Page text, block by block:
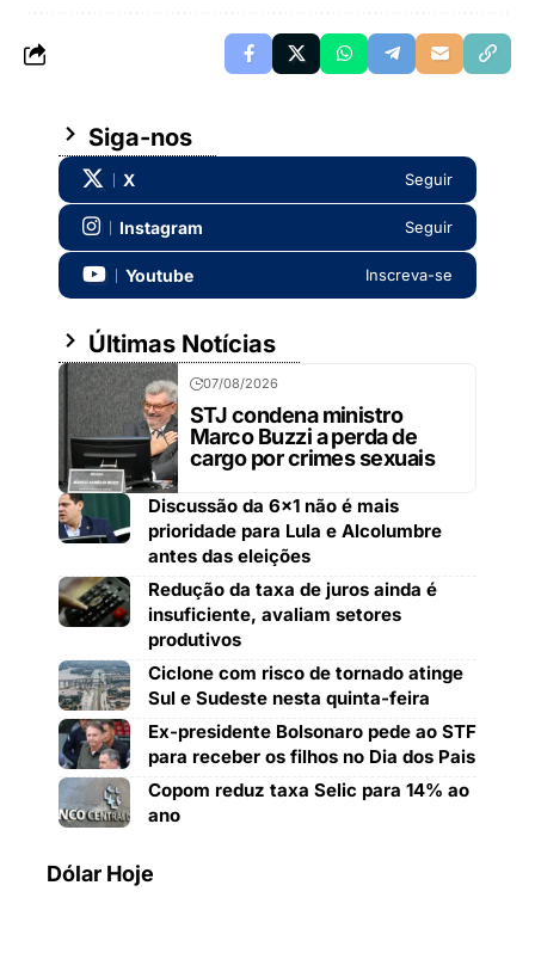
Siga-nos
X Seguir
Instagram Seguir
Youtube Inscreva-se
Últimas Notícias
07/08/2026
STJ condena ministro
Marco Buzzi a perda de
cargo por crimes sexuais
Discussão da 6×1 não é mais
prioridade para Lula e Alcolumbre
antes das eleições
Redução da taxa de juros ainda é
insuficiente, avaliam setores
produtivos
Ciclone com risco de tornado atinge
Sul e Sudeste nesta quinta-feira
Ex-presidente Bolsonaro pede ao STF
para receber os filhos no Dia dos Pais
Copom reduz taxa Selic para 14% ao
ano
Dólar Hoje